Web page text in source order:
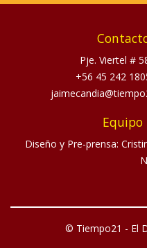
Pje. Viertel #
+56 45 242
Equipo
Diseño y Pre-prensa:
© Tiempo21 - El